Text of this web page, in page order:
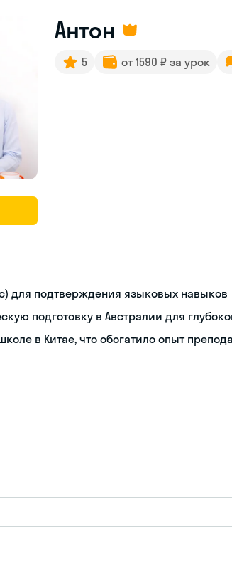
Антон
5 от 1590 ₽ за урок
для подтверждения языковых навыков
подготовку в Австралии для
в Китае, что обогатило опыт